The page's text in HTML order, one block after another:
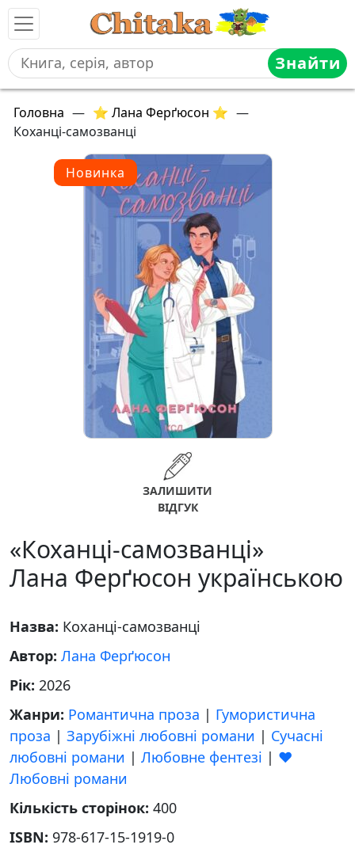
Знайти
Головна — ⭐ Лана Ферґюсон ⭐ —
Коханці-самозванці
Новинка
ЗАЛИШИТИ
ВІДГУК
«Коханці-самозванці»
Лана Ферґюсон українською
Назва: Коханці-самозванці
Автор: Лана Ферґюсон
Рік: 2026
Жанри: Романтична проза | Гумористична
проза | Зарубіжні любовні романи | Сучасні
любовні романи | Любовне фентезі | ❤️
Любовні романи
Кількість сторінок: 400
ISBN: 978-617-15-1919-0